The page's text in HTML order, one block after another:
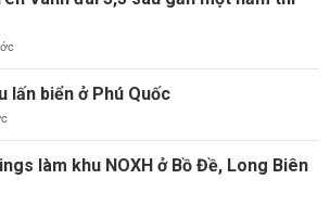
lấn biển ở Phú Quốc
làm khu NOXH ở Bồ Đề, Long Biên